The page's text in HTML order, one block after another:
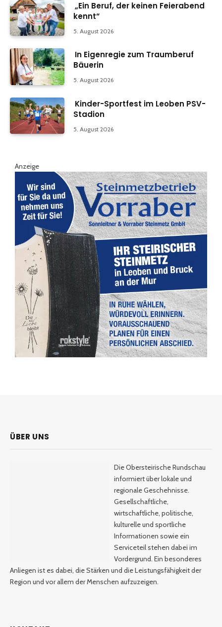
„Ein Beruf, der keinen Feierabend
kennt“
5. August 2026
In Eigenregie zum Traumberuf
Bäuerin
5. August 2026
Kinder-Sportfest im Leoben PSV-
Stadion
5. August 2026
Anzeige
ÜBER UNS
Die Obersteirische Rundschau
informiert über lokale und
regionale Geschehnisse.
Gesellschaftliche,
wirtschaftliche, politische,
kulturelle und sportliche
Informationen sowie ein
Serviceteil stehen dabei im
Vordergrund. Ein besonderes
Anliegen ist es dabei, die Stärken und die Leistungsfähigkeit der
Region und vor allem der Menschen aufzuzeigen.